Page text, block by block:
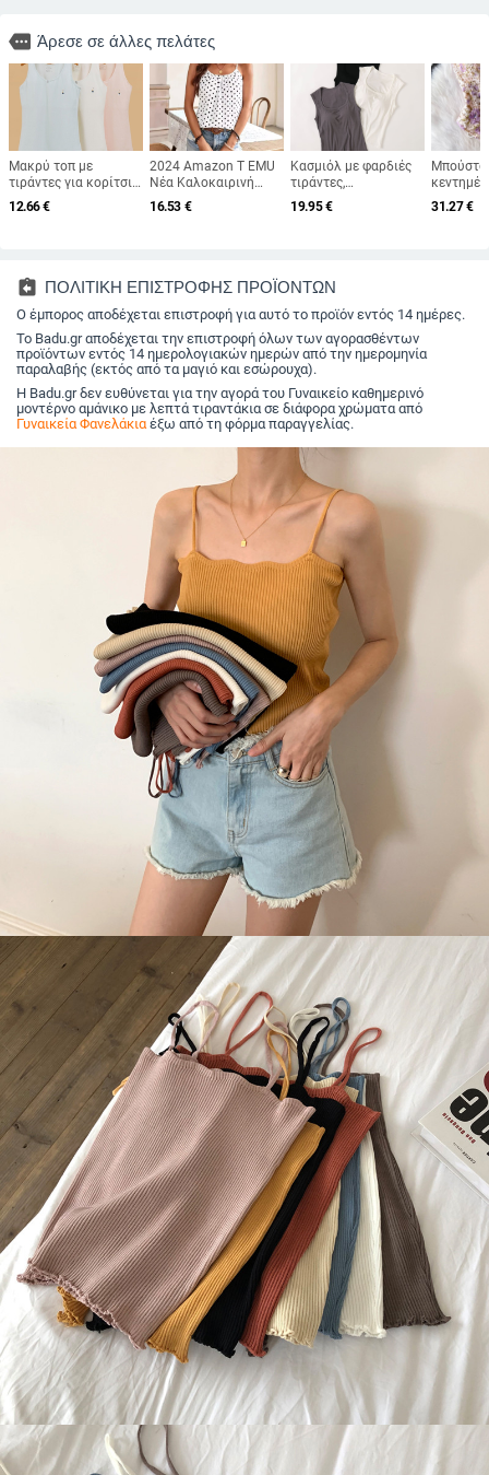
more Άρεσε σε άλλες πελάτες
Μακρύ τοπ με
τιράντες για κορίτσια,
βαμβακερό
12.66€
2024 Amazon T EMU
Νέα Καλοκαιρινή
Γιλέκο με Ριχτή
Τιράντες και Πουά,
16.53 €
Κασμιόλ με φαρδιές
τιράντες,
ενσωματωμένες
θήκες για το στήθος
μανίκια, λεπτή
εφαρμογή, βασικό
εσωρούχο
19.95€
Μπούστο
χωρίς
οστά,
31.27€
assignment_return ΠΟΛΙΤΙΚΗ ΕΠΙΣΤΡΟΦΗΣ ΠΡΟΪΟΝΤΩΝ
Ο έμπορος αποδέχεται επιστροφή για αυτό το προϊόν εντός 14 ημέρες.
Το Badu.gr αποδέχεται την επιστροφή όλων των αγορασθέντων
προϊόντων εντός 14 ημερολογιακών ημερών από την ημερομηνία
παραλαβής (εκτός από τα μαγιό και εσώρουχα).
Η Badu.gr δεν ευθύνεται για την αγορά του Γυναικείο καθημερινό
μοντέρνο αμάνικο με λεπτά τιραντάκια σε διάφορα χρώματα από
Γυναικεία Φανελάκιαέξω από τη φόρμα παραγγελίας.